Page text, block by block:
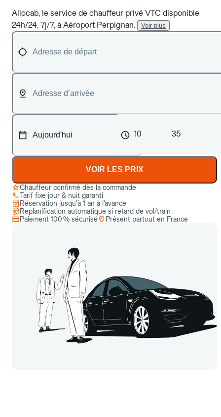
Allocab, le service de chauffeur privé VTC disponible
24h/24, 7j/7, à Aéroport Perpignan.
Voir plus
10 35
VOIR LES PRIX
Chauffeur confirmé dès la commande
Tarif fixe jour & nuit garanti
Réservation jusqu’à 1 an à l’avance
Replanification automatique si retard de vol/train
Paiement 100 % sécurisé
Présent partout en France